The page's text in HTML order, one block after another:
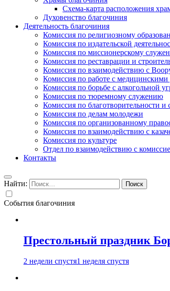
Схема-карта расположения
Духовенство благочиния
Деятельность благочиния
Комиссия по религиозному
Комиссия по издательской
Комиссия по миссионерскому
Комиссия по реставрации и
Комиссия по взаимодействию с
Комиссия по работе с
Комиссия по борьбе с алкогольной
Комиссия по тюремному служению
Комиссия по благотворительности
Комиссия по делам молодежи
Комиссия по организованному
Комиссия по взаимодействию с
Комиссия по культуре
Отдел по взаимодействию с
Контакты
Найти:
События благочиния
Престольный праздник
2 недели спустя1 неделя спустя